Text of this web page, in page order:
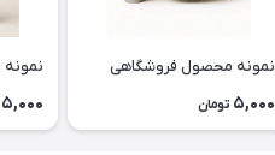
نمونه محصول فروشگاهی
5,000 تومان 5,000